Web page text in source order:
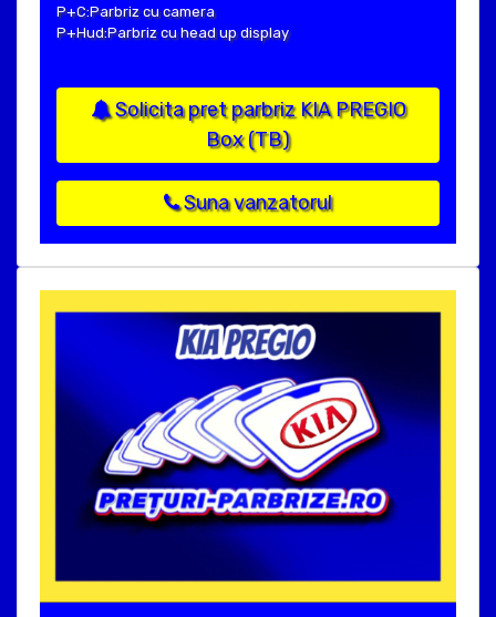
P+C:Parbriz cu camera
P+Hud:Parbriz cu head up display
Solicita pret parbriz KIA PREGIO
Box (TB)
Suna vanzatorul